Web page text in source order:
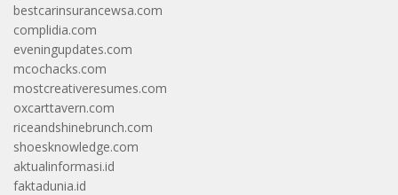
bestcarinsurancewsa.com
complidia.com
eveningupdates.com
mcochacks.com
mostcreativeresumes.com
oxcarttavern.com
riceandshinebrunch.com
shoesknowledge.com
aktualinformasi.id
faktadunia.id